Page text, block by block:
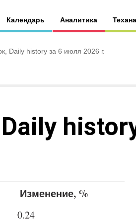
Календарь Аналитика
Daily history за 6 июля 2026 г.
Изменение, %
0.24